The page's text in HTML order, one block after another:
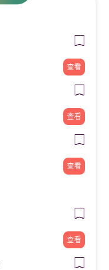
查看
查看
查看
查看